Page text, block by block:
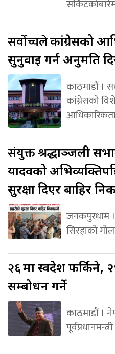
सर्वोच्चलेकांग्रेसको
सुनुवाइ गर्न अनुमति
काठमाडौं ।
कांग्रेसको
संयुक्तश्रद्धाञ्जली
यादवको
सुरक्षा दिएर बाहिर
जनकपुरधाम
सिरहाको
२६मा स्वदेश फर्किने,
सम्बोधन गर्ने
काठमाडौं ।